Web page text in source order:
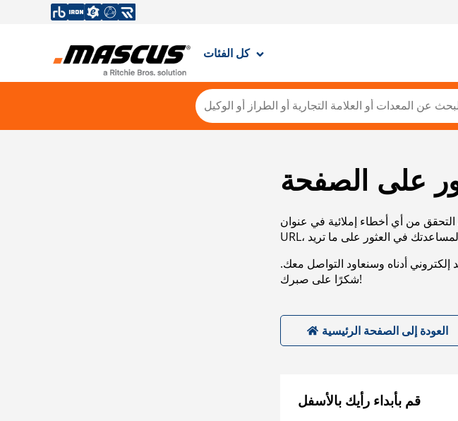
كل الفئات
على الصفحة
من أي أخطاء إملائية في عنوان
أدناه وسنعاود التواصل معك.
شكرًا على صبرك!
العودة إلى الصفحة الرئيسية
قم بأبداء رأيك بالأسفل